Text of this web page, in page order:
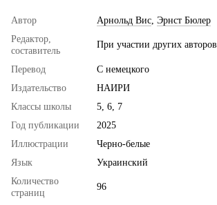
Автор Арнольд Вис Эрнст Бюлер
Редактор,
составитель
При участии других авторов
Перевод
С немецкого
Издательство
НАИРИ
Классы школы
5, 6, 7
Год публикации
2025
Иллюстрации
Черно-белые
Язык
Украинский
Количество
страниц
96